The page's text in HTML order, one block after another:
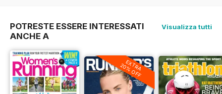
POTRESTE ESSERE INTERESSATI
ANCHE A
Visualizza tutti
EXTRA
20% OFF